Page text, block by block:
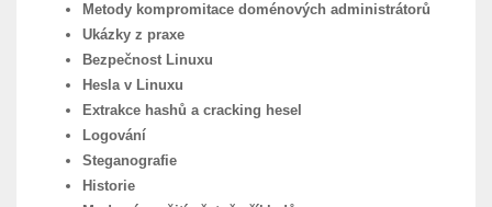
Metody kompromitace doménových administrátorů
Ukázky z praxe
Bezpečnost Linuxu
Hesla v Linuxu
Extrakce hashů a cracking hesel
Logování
Steganografie
Historie